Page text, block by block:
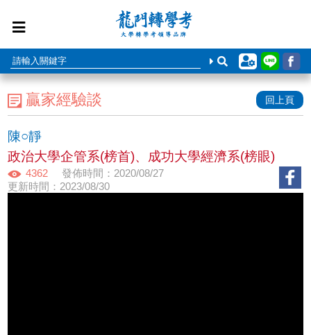
贏家經驗談 回上頁
陳○靜
政治大學企管系(榜首)、成功大學經濟系(榜眼)
4362
發佈時間：2020/08/27
更新時間：2023/08/30